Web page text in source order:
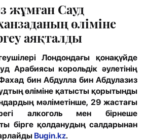
жұмған Сауд
өліміне
аяқталды
Лондондағы қонақүйде
Арабиясы корольдік әулетінің
бин Абдулла бин Абдулазиз
өліміне қатысты қорытынды
мәліметінше, 29 жастағы
алкоголь мен бірнеше
бірге қолданудың салдарынан
Bugin.kz.